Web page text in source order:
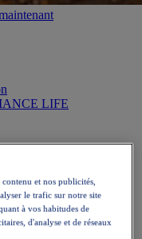
LIFE
et nos publicités,
le trafic sur notre site
à vos habitudes de
d'analyse et de réseaux